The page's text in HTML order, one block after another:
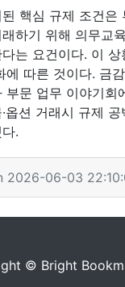
핵심 규제 조건은
하기 위해 의무교
는 요건이다. 이
에 따른 것이다. 금
부문 업무 이야기회
옵션 거래시 규제
.
2026-06-03
© Bright